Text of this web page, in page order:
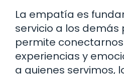
La empatía es
servicio a los demás
permite
experiencias y
a quienes servimos,